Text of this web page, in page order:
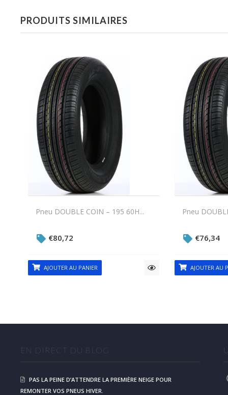
PRODUITS SIMILAIRES
Pneu DOUBLE COIN – 195 60H...
€80,72
AJOUTER AU PANIER
Pneu
€76,34
AJOUTER AU
EN DIRECT DU BLOG
PAS LA PEINE D’ATTENDRE LA PREMIÈRE NEIGE POUR
REMONTER VOS PNEUS HIVER.